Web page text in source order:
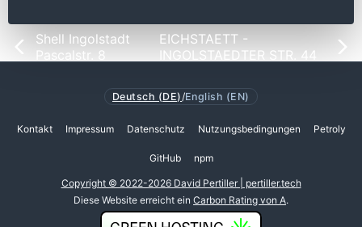
Shell Ingolstadt
Pascalstr. 8
EICHSTAETT -
INGOLSTAEDTER STR. 44
Deutsch (DE) /English (EN)
Kontakt Impressum Datenschutz Nutzungsbedingungen Petroly
GitHub npm
Copyright © 2022-2026 David Pertiller | pertiller.tech
Diese Website erreicht ein Carbon Rating von A.